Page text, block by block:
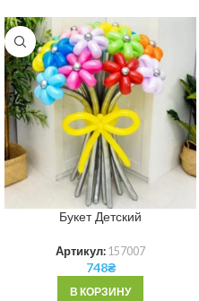
Букет Детский
Артикул: 157007
748₴
В КОРЗИНУ